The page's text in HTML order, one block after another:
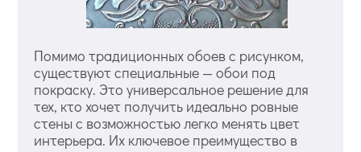
Помимо традиционных обоев с рисунком,
существуют специальные — обои под
покраску. Это универсальное решение для
тех, кто хочет получить идеально ровные
стены с возможностью легко менять цвет
интерьера. Их ключевое преимущество в